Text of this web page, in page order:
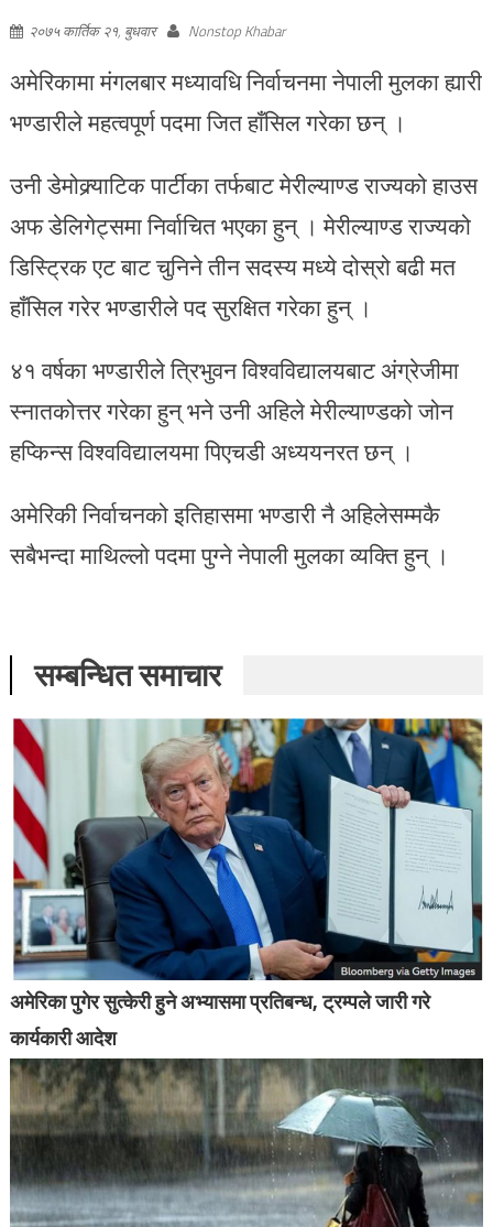
२०७५ कार्तिक २१, बुधवार Nonstop Khabar
अमेरिकामा मंगलबार मध्यावधि निर्वाचनमा नेपाली मुलका ह्यारी
भण्डारीले महत्वपूर्ण पदमा जित हाँसिल गरेका छन् ।
उनी डेमोक्र्याटिक पार्टीका तर्फबाट मेरील्याण्ड राज्यको हाउस
अफ डेलिगेट्समा निर्वाचित भएका हुन् । मेरील्याण्ड राज्यको
डिस्ट्रिक एट बाट चुनिने तीन सदस्य मध्ये दोस्रो बढी मत
हाँसिल गरेर भण्डारीले पद सुरक्षित गरेका हुन् ।
४१ वर्षका भण्डारीले त्रिभुवन विश्वविद्यालयबाट अंग्रेजीमा
स्नातकोत्तर गरेका हुन् भने उनी अहिले मेरील्याण्डको जोन
हप्किन्स विश्वविद्यालयमा पिएचडी अध्ययनरत छन् ।
अमेरिकी निर्वाचनको इतिहासमा भण्डारी नै अहिलेसम्मकै
सबैभन्दा माथिल्लो पदमा पुग्ने नेपाली मुलका व्यक्ति हुन् ।
सम्बन्धित समाचार
अमेरिका पुगेर सुत्केरी हुने अभ्यासमा प्रतिबन्ध, ट्रम्पले जारी गरे
कार्यकारी आदेश